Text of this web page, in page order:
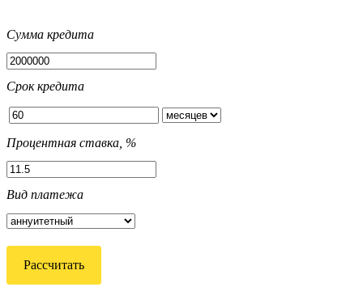
Сумма кредита
Срок кредита
Процентная ставка, %
Вид платежа
Рассчитать